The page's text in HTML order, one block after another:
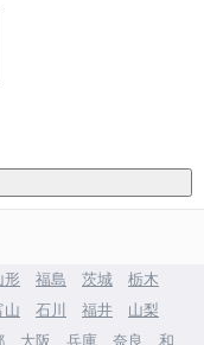
形 福島 茨城
栃木
山 石川 福井
山梨
大阪 兵庫 奈良 和